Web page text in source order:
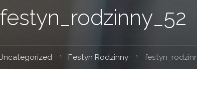
festyn_rodzinny_52
Festyn Rodzinny